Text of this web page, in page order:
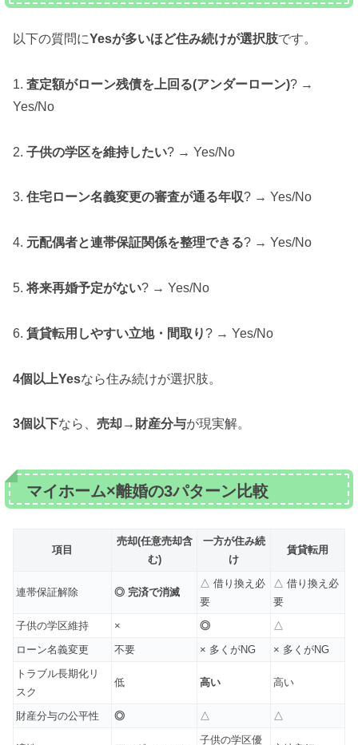
以下の質問にYesが多いほど住み続けが選択肢です。
1. 査定額がローン残債を上回る(アンダーローン)? →
Yes/No
2. 子供の学区を維持したい? → Yes/No
3. 住宅ローン名義変更の審査が通る年収? → Yes/No
4. 元配偶者と連帯保証関係を整理できる? → Yes/No
5.将来再婚予定がない? → Yes/No
6. 賃貸転用しやすい立地・間取り? → Yes/No
4個以上Yesなら住み続けが選択肢。
3個以下なら、 売却→財産分与が現実解。
マイホーム×離婚の3パターン比較
項目
売却(任意売却含
む)
一方が住み続
け
賃貸転用
連帯保証解除 ◎ 完済で消滅
△ 借り換え必
要
△ 借り換え必
要
子供の学区維持
× ◎
△
ローン名義変更
不要 × 多くがNG
× 多くがNG
トラブル長期化リ
スク
低 高い 高い
財産分与の公平性 ◎ △ △
子供の学区優